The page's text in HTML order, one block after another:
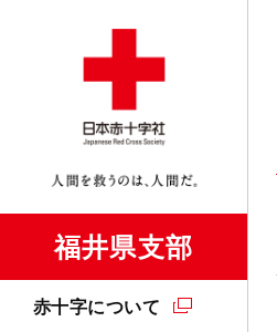
福井県支部
赤十字について